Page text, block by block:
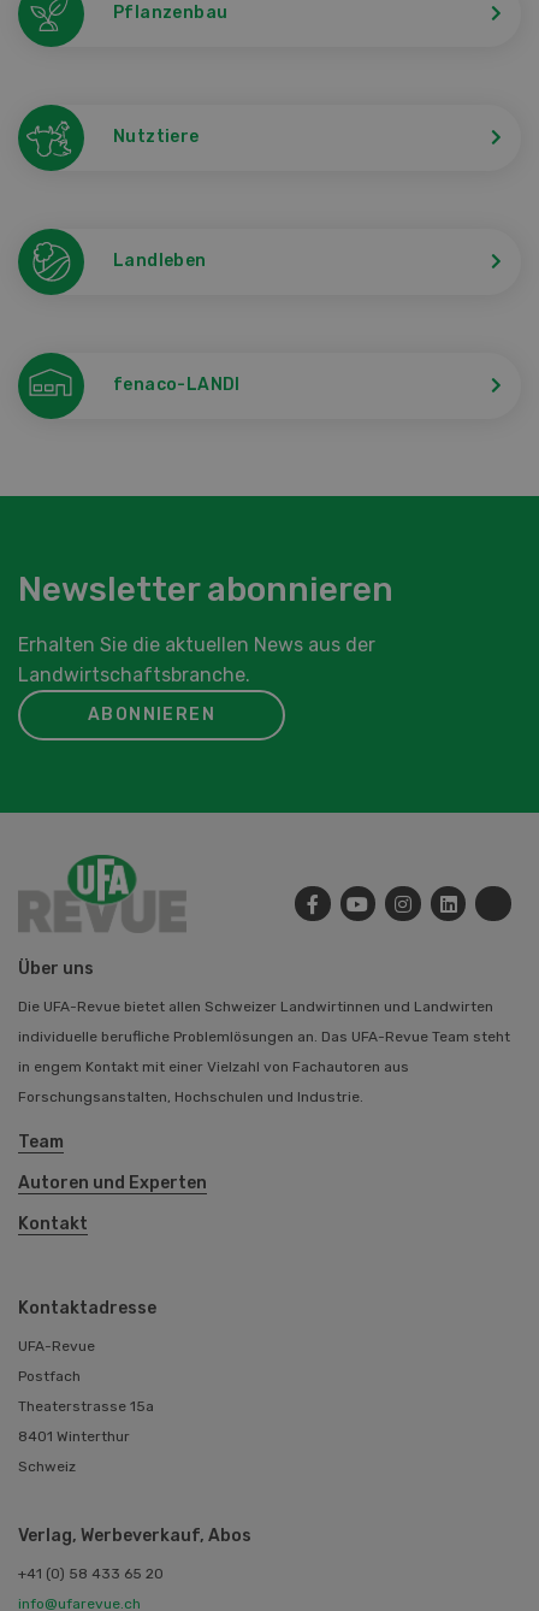
Pflanzenbau
Nutztiere
Landleben
fenaco-LANDI
Newsletter abonnieren
Erhalten Sie die aktuellen News aus der
Landwirtschaftsbranche.
ABONNIEREN
Über uns
Die UFA-Revue bietet allen Schweizer Landwirtinnen und Landwirten
individuelle berufliche Problemlösungen an. Das UFA-Revue Team steht
in engem Kontakt mit einer Vielzahl von Fachautoren aus
Forschungsanstalten, Hochschulen und Industrie.
Team
Autoren und Experten
Kontakt
Kontaktadresse
UFA-Revue
Postfach
Theaterstrasse 15a
8401 Winterthur
Schweiz
Verlag, Werbeverkauf, Abos
+41 (0) 58 433 65 20
info@ufarevue.ch